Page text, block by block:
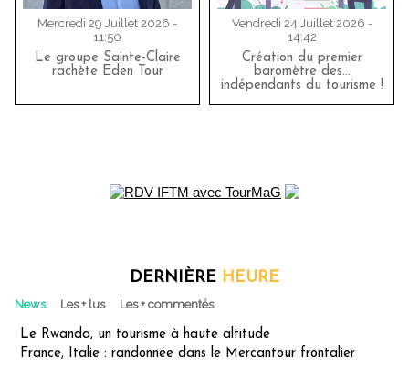
Mercredi 29 Juillet 2026 -
11:50
Le groupe Sainte-Claire
rachète Eden Tour
Vendredi 24 Juillet 2026 -
14:42
Création du premier
baromètre des…
indépendants du tourisme !
DERNIÈRE HEURE
News Les + lus Les + commentés
Le Rwanda, un tourisme à haute altitude
France, Italie : randonnée dans le Mercantour frontalier